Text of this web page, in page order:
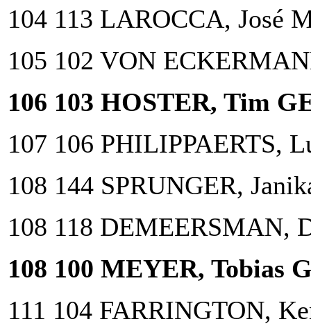
104 113 LAROCCA, José
105 102 VON
106 103 HOSTER, Tim
107 106 PHILIPPAERTS,
108 144 SPRUNGER,
108 118 DEMEERSMAN,
108 100 MEYER, Tobias
111 104 FARRINGTON,